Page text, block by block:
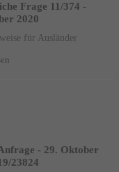
Frage 11/374 -
2020
für Ausländer
- 29. Oktober
23824